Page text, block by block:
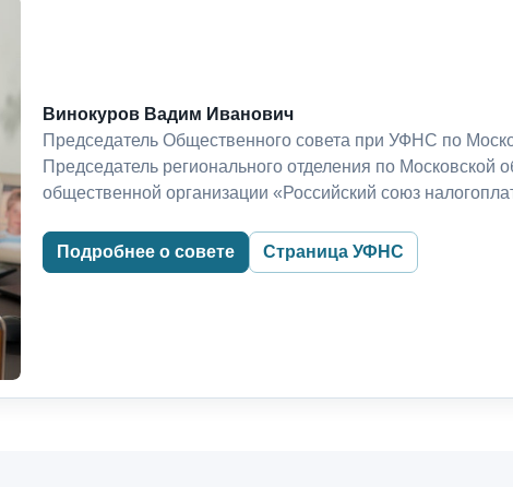
Винокуров Вадим Иванович
Председатель Общественного совета при УФНС по
Председатель регионального отделения по Московской
общественной организации «Российский союз
Подробнее о совете Страница УФНС